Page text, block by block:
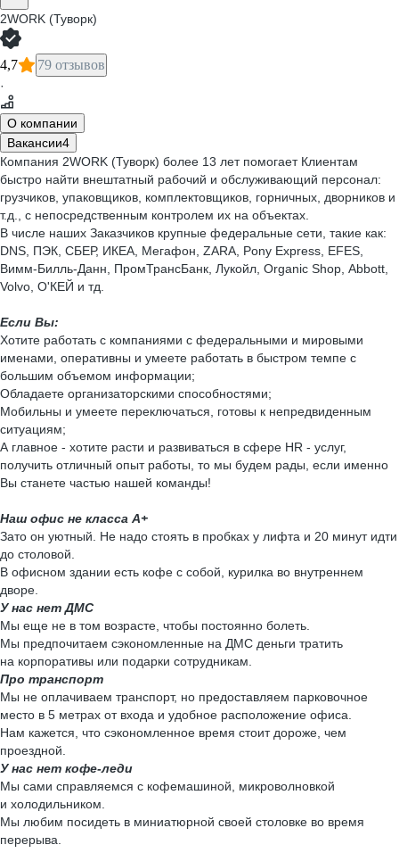
2WORK (Туворк)
4,7 79 отзывов
·
О компании
Вакансии4
Компания 2WORK (Туворк) более 13 лет помогает Клиентам
быстро найти внештатный рабочий и обслуживающий персонал:
грузчиков, упаковщиков, комплектовщиков, горничных, дворников и
т.д., с непосредственным контролем их на объектах.
В числе наших Заказчиков крупные федеральные сети, такие как:
DNS, ПЭК, СБЕР, ИКЕА, Мегафон, ZARA, Pony Express, EFES,
Вимм-Билль-Данн, ПромТрансБанк, Лукойл, Organic Shop, Abbott,
Volvo, O'КЕЙ и тд.
Если Вы:
Хотите работать с компаниями с федеральными и мировыми
именами, оперативны и умеете работать в быстром темпе с
большим объемом информации;
Обладаете организаторскими способностями;
Мобильны и умеете переключаться, готовы к непредвиденным
ситуациям;
А главное - хотите расти и развиваться в сфере HR - услуг,
получить отличный опыт работы, то мы будем рады, если именно
Вы станете частью нашей команды!
Наш офис не класса А+
Зато он уютный. Не надо стоять в пробках у лифта и 20 минут идти
до столовой.
В офисном здании есть кофе с собой, курилка во внутреннем
дворе.
У нас нет ДМС
Мы еще не в том возрасте, чтобы постоянно болеть.
Мы предпочитаем сэкономленные на ДМС деньги тратить
на корпоративы или подарки сотрудникам.
Про транспорт
Мы не оплачиваем транспорт, но предоставляем парковочное
место в 5 метрах от входа и удобное расположение офиса.
Нам кажется, что сэкономленное время стоит дороже, чем
проездной.
У нас нет кофе-леди
Мы сами справляемся с кофемашиной, микроволновкой
и холодильником.
Мы любим посидеть в миниатюрной своей столовке во время
перерыва.